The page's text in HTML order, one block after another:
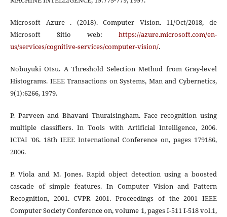
Microsoft Azure . (2018). Computer Vision. 11/Oct/2018, de
Microsoft Sitio web:https://azure.microsoft.com/en-
us/services/cognitive-services/computer-vision/.
Nobuyuki Otsu. A Threshold Selection Method from Gray-level
Histograms. IEEE Transactions on Systems, Man and Cybernetics,
9(1):6266, 1979.
P. Parveen and Bhavani Thuraisingham. Face recognition using
multiple classifiers. In Tools with Artificial Intelligence, 2006.
ICTAI '06. 18th IEEE International Conference on, pages 179186,
2006.
P. Viola and M. Jones. Rapid object detection using a boosted
cascade of simple features. In Computer Vision and Pattern
Recognition, 2001. CVPR 2001. Proceedings of the 2001 IEEE
Computer Society Conference on, volume 1, pages I-511 I-518 vol.1,